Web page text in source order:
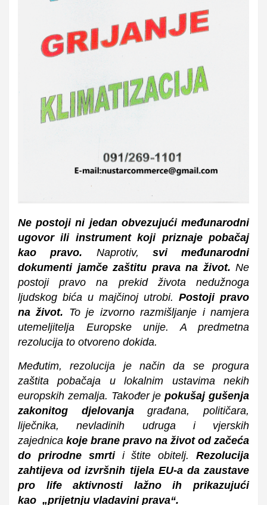
Ne postoji ni jedan obvezujući međunarodni
ugovor ili instrument koji priznaje pobačaj
kao pravo. Naprotiv, svi međunarodni
dokumenti jamče zaštitu prava na život. Ne
postoji pravo na prekid života nedužnoga
ljudskog bića u majčinoj utrobi. Postoji pravo
na život. To je izvorno razmišljanje i namjera
utemeljitelja Europske unije. A predmetna
rezolucija to otvoreno dokida.
Međutim, rezolucija je način da se progura
zaštita pobačaja u lokalnim ustavima nekih
europskih zemalja. Također jepokušaj gušenja
zakonitog djelovanjagrađana, političara,
liječnika, nevladinih udruga i vjerskih
zajednica koje brane pravo na život od začeća
do prirodne smrtii štite obitelj.Rezolucija
zahtijeva od izvršnih tijela EU-a da zaustave
pro life aktivnosti lažno ih prikazujući
kao „prijetnju vladavini prava“.